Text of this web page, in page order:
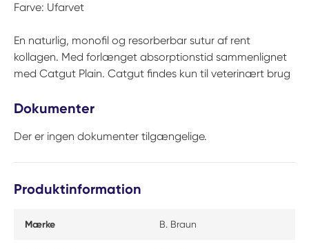
Farve: Ufarvet
En naturlig, monofil og resorberbar sutur af rent
kollagen. Med forlænget absorptionstid sammenlignet
med Catgut Plain. Catgut findes kun til veterinært brug
Dokumenter
Der er ingen dokumenter tilgængelige.
Produktinformation
Mærke B. Braun